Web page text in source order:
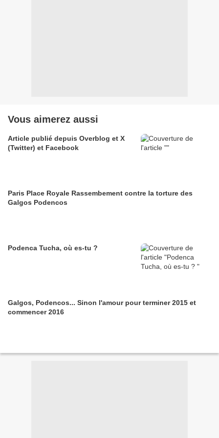
Vous aimerez aussi
Article publié depuis Overblog et X
(Twitter) et Facebook
Paris Place Royale Rassembement contre la torture des
Galgos Podencos
Podenca Tucha, où es-tu ?
Galgos, Podencos... Sinon l'amour pour terminer 2015 et
commencer 2016